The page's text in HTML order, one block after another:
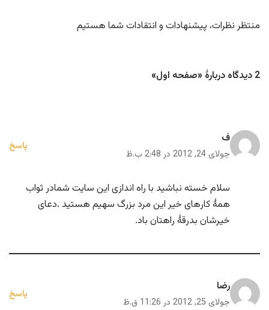
منتظر نظرات، پیشنهادات و انتقادات شما هستیم
2 دیدگاه دربارهٔ «صفحه اول»
ف
جولای 24, 2012 در 2:48 ب.ظ
پاسخ
سلام خسته نباشید با راه اندازی این سایت شمادر ثواب
همۀ کارهای خیر این مرد بزرگ سهیم هستید .دعای
خیرشان بدرقۀ راهتان باد.
رضا
جولای 25, 2012 در 11:26 ق.ظ
پاسخ